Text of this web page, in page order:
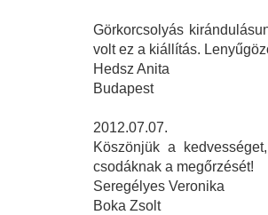
Görkorcsolyás
volt ez a kiállítás.
Hedsz Anita
Budapest
2012.07.07.
Köszönjük a
csodáknak a megőrzését!
Seregélyes Veronika
Boka Zsolt